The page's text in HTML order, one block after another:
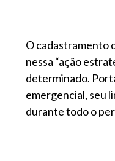
O cadastramento
nessa “ação
determinado.
emergencial, seu
durante todo o